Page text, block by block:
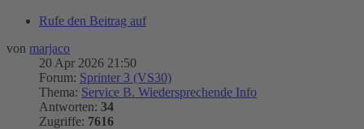
Rufe den Beitrag auf
von marjaco
20 Apr 2026 21:50
Forum: Sprinter 3 (VS30)
Thema: Service B. Wiedersprechende Info
Antworten: 34
Zugriffe: 7616